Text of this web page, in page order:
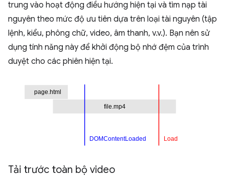
trung vào hoạt động điều hướng hiện tại và tìm nạp tài
nguyên theo mức độ ưu tiên dựa trên loại tài nguyên (tập
lệnh, kiểu, phông chữ, video, âm thanh, v.v.). Bạn nên sử
dụng tính năng này để khởi động bộ nhớ đệm của trình
duyệt cho các phiên hiện tại.
Tải trước toàn bộ video